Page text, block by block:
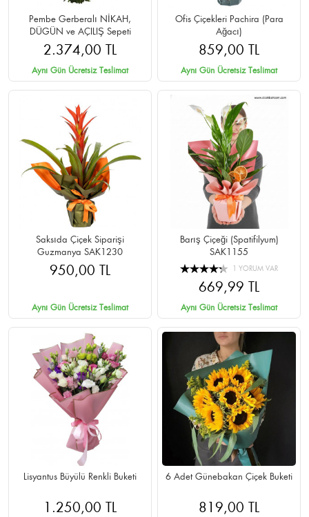
Pembe Gerberalı NİKAH,
DÜGÜN ve AÇILIŞ Sepeti
2.374,00 TL
Aynı Gün Ücretsiz Teslimat
Ofis Çiçekleri Pachira (Para
Ağacı)
859,00 TL
Aynı Gün Ücretsiz Teslimat
Saksıda Çiçek Siparişi
Guzmanya SAK1230
950,00 TL
Aynı Gün Ücretsiz Teslimat
Barış Çiçeği (Spatifilyum)
SAK1155
1 YORUM VAR
669,99 TL
Aynı Gün Ücretsiz Teslimat
Lisyantus Büyülü Renkli Buketi
1.250,00 TL
6 Adet Günebakan Çiçek Buketi
819,00 TL